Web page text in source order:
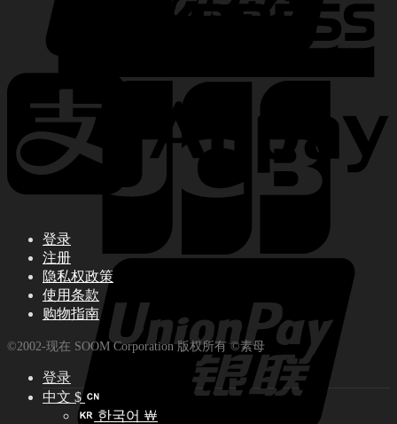
登录
注册
隐私权政策
使用条款
购物指南
©2002-现在 SOOM Corporation 版权所有 ©素母
登录
中文 $
한국어 ￦